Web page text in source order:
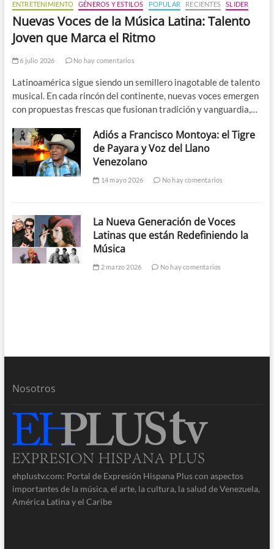
ENTRETENIMIENTO GÉNEROS Y ESTILOS POPULAR RECIENTES SLIDER
Nuevas Voces de la Música Latina: Talento
Joven que Marca el Ritmo
6 julio 2026 No hay comentarios
Latinoamérica sigue siendo un semillero inagotable de talento
musical. En cada rincón del continente, nuevas voces emergen
con propuestas frescas que fusionan tradición y vanguardia,…
Adiós a Francisco Montoya: el Tigre
de Payara y Voz del Llano
Venezolano
14 mayo 2026 No hay comentarios
La Nueva Generación de Voces
Latinas que están Redefiniendo la
Música
2 marzo 2026 No hay comentarios
Nosotros
ehplustv.com: Portal de Expresión Hispana Plus con aspectos
importantes de la música, el arte, la cultura, la salud de Venezuela,
América Latina y el Caribe